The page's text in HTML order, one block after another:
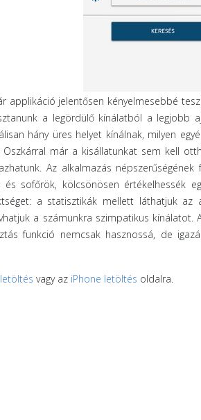
applikáció jelentősen kényelmesebbé
a legördülő kínálatból a legjobb
hány üres helyet kínálnak, milyen
már a kisállatunkat sem kell
Az alkalmazás
sofőrök, kölcsönösen értékelhessék
a statisztikák mellett láthatjuk az
a számunkra szimpatikus kínálatot.
funkció nemcsak hasznossá, de
vagy az iPhone letöltés oldalra.